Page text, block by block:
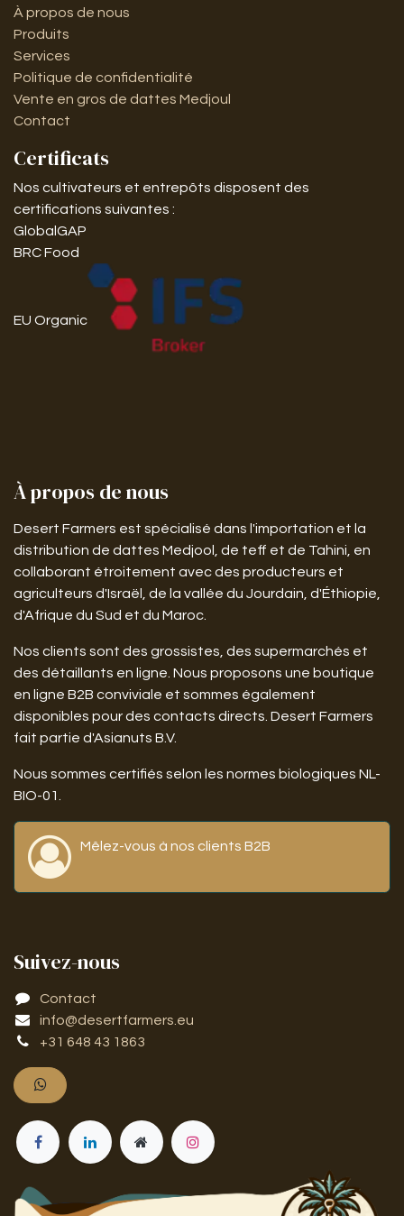
À propos de nous
Produits
Services
Politique de confidentialité
Vente en gros de dattes Medjoul
Contact
Certificats
Nos cultivateurs et entrepôts disposent des
certifications suivantes :
GlobalGAP
BRC Food
EU Organic
À propos de nous
Desert Farmers est spécialisé dans l'importation et la
distribution de dattes Medjool, de teff et de Tahini, en
collaborant étroitement avec des producteurs et
agriculteurs d'Israël, de la vallée du Jourdain, d'Éthiopie,
d'Afrique du Sud et du Maroc.
Nos clients sont des grossistes, des supermarchés et
des détaillants en ligne. Nous proposons une boutique
en ligne B2B conviviale et sommes également
disponibles pour des contacts directs. Desert Farmers
fait partie d'Asianuts B.V.
Nous sommes certifiés selon les normes biologiques NL-
BIO-01.
Mêlez-vous à nos clients B2B
Suivez-nous
Contact
info@desertfarmers.eu
​​​​​​​​​​​​+​3​1​ ​6​4​8 ​4​3 ​18​6​3